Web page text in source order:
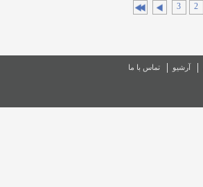
2
3
آرشیو تماس با ما